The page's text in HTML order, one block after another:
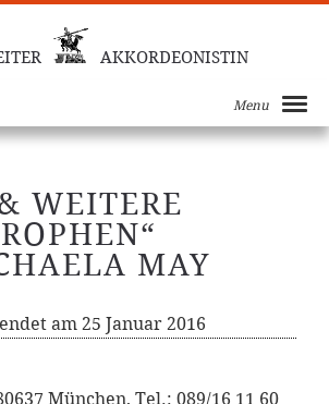
AKKORDEONISTIN
Menu
WEITERE
MAY
am 25 Januar 2016
München, Tel.: 089/16 11 60